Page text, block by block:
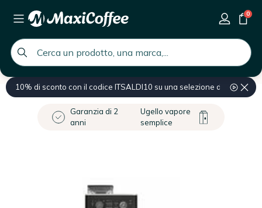
global.search.placeholder
0
10% di sconto con il codice ITSALDI10 su una selezione di prodotti
Home Macchina da caffè Macchina caffè espresso
Garanzia di 2
anni
Ugello vapore
semplice